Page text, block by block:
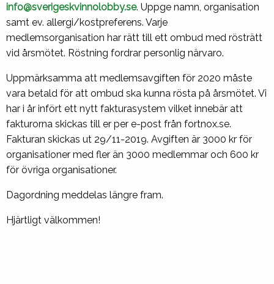
info@sverigeskvinnolobby.se. Uppge namn, organisation
samt ev. allergi/kostpreferens. Varje
medlemsorganisation har rätt till ett ombud med rösträtt
vid årsmötet. Röstning fordrar personlig närvaro.
Uppmärksamma att medlemsavgiften för 2020 måste
vara betald för att ombud ska kunna rösta på årsmötet. Vi
har i år infört ett nytt fakturasystem vilket innebär att
fakturorna skickas till er per e-post från fortnox.se.
Fakturan skickas ut 29/11-2019. Avgiften är 3000 kr för
organisationer med fler än 3000 medlemmar och 600 kr
för övriga organisationer.
Dagordning meddelas längre fram.
Hjärtligt välkommen!